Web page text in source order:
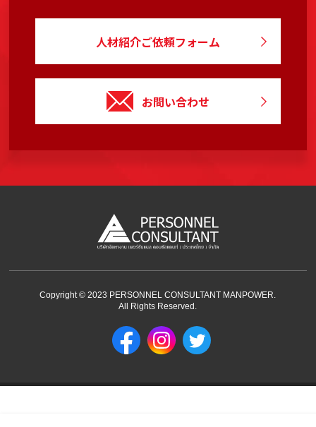
人材紹介ご依頼フォーム
お問い合わせ
Copyright © 2023 PERSONNEL CONSULTANT MANPOWER.
All Rights Reserved.